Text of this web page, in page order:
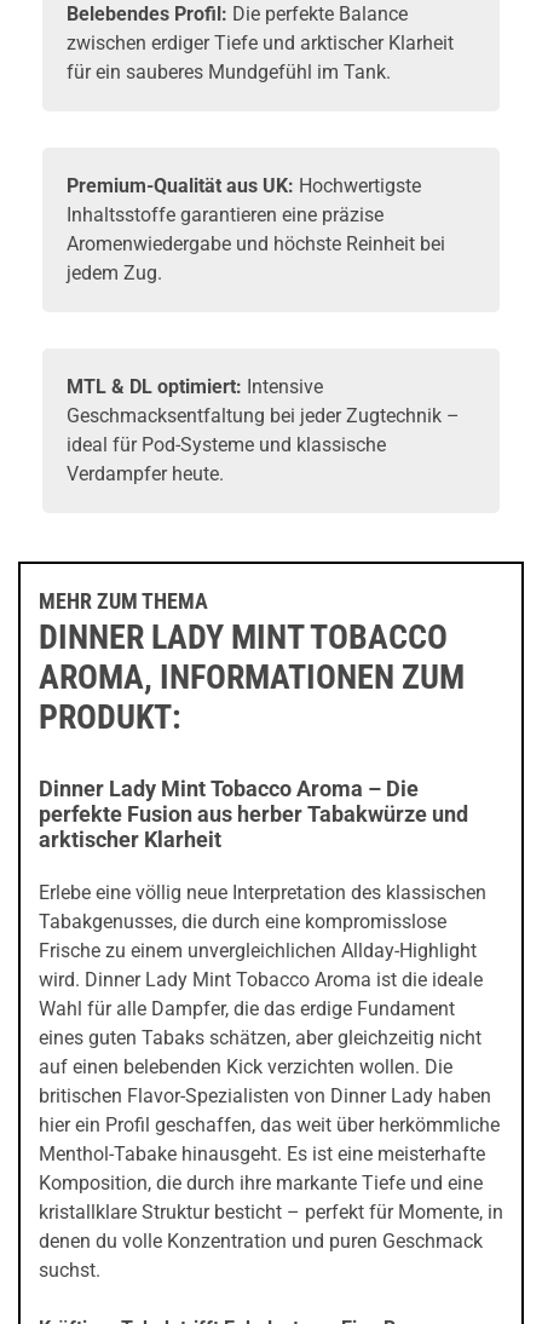
Belebendes Profil: Die perfekte Balance
zwischen erdiger Tiefe und arktischer Klarheit
für ein sauberes Mundgefühl im Tank.
Premium-Qualität aus UK: Hochwertigste
Inhaltsstoffe garantieren eine präzise
Aromenwiedergabe und höchste Reinheit bei
jedem Zug.
MTL & DL optimiert: Intensive
Geschmacksentfaltung bei jeder Zugtechnik –
ideal für Pod-Systeme und klassische
Verdampfer heute.
MEHR ZUM THEMA
DINNER LADY MINT TOBACCO
AROMA, INFORMATIONEN ZUM
PRODUKT:
Dinner Lady Mint Tobacco Aroma – Die
perfekte Fusion aus herber Tabakwürze und
arktischer Klarheit
Erlebe eine völlig neue Interpretation des klassischen
Tabakgenusses, die durch eine kompromisslose
Frische zu einem unvergleichlichen Allday-Highlight
wird. Dinner Lady Mint Tobacco Aroma ist die ideale
Wahl für alle Dampfer, die das erdige Fundament
eines guten Tabaks schätzen, aber gleichzeitig nicht
auf einen belebenden Kick verzichten wollen. Die
britischen Flavor-Spezialisten von Dinner Lady haben
hier ein Profil geschaffen, das weit über herkömmliche
Menthol-Tabake hinausgeht. Es ist eine meisterhafte
Komposition, die durch ihre markante Tiefe und eine
kristallklare Struktur besticht – perfekt für Momente, in
denen du volle Konzentration und puren Geschmack
suchst.